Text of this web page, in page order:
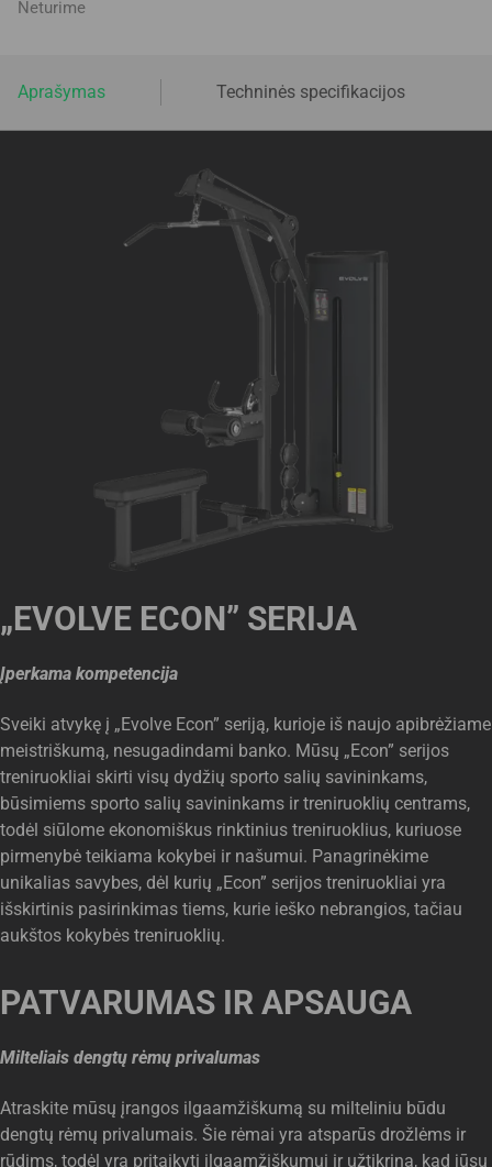
Neturime
Aprašymas Techninės specifikacijos
„EVOLVE ECON” SERIJA
Įperkama kompetencija
Sveiki atvykę į „Evolve Econ” seriją, kurioje iš naujo apibrėžiame
meistriškumą, nesugadindami banko. Mūsų „Econ” serijos
treniruokliai skirti visų dydžių sporto salių savininkams,
būsimiems sporto salių savininkams ir treniruoklių centrams,
todėl siūlome ekonomiškus rinktinius treniruoklius, kuriuose
pirmenybė teikiama kokybei ir našumui. Panagrinėkime
unikalias savybes, dėl kurių „Econ” serijos treniruokliai yra
išskirtinis pasirinkimas tiems, kurie ieško nebrangios, tačiau
aukštos kokybės treniruoklių.
PATVARUMAS IR APSAUGA
Milteliais dengtų rėmų privalumas
Atraskite mūsų įrangos ilgaamžiškumą su milteliniu būdu
dengtų rėmų privalumais. Šie rėmai yra atsparūs drožlėms ir
rūdims, todėl yra pritaikyti ilgaamžiškumui ir užtikrina, kad jūsų